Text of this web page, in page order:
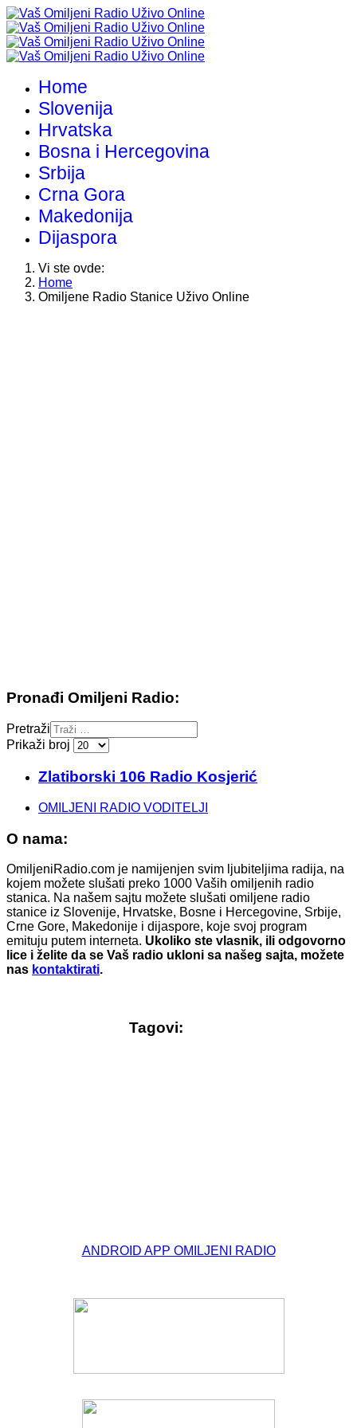
Home
Slovenija
Hrvatska
Bosna i Hercegovina
Srbija
Crna Gora
Makedonija
Dijaspora
Vi ste ovde:
Home
Omiljene Radio Stanice Uživo Online
Pronađi Omiljeni Radio:
Pretraži
Prikaži broj
Zlatiborski 106 Radio Kosjerić
OMILJENI RADIO VODITELJI
O nama:
OmiljeniRadio.com je namijenjen svim ljubiteljima radija, na
kojem možete slušati preko 1000 Vaših omiljenih radio
stanica. Na našem sajtu možete slušati omiljene radio
stanice iz Slovenije, Hrvatske, Bosne i Hercegovine, Srbije,
Crne Gore, Makedonije i dijaspore, koje svoj program
emituju putem interneta. Ukoliko ste vlasnik, ili odgovorno
lice i želite da se Vaš radio ukloni sa našeg sajta, možete
nas kontaktirati.
Tagovi:
ANDROID APP OMILJENI RADIO